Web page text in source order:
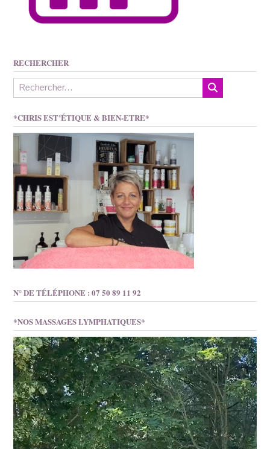
RECHERCHER
*CHRIS EST’ÉTIQUE & BIEN-ETRE*
N° DE TÉLÉPHONE : 07 50 89 11 92
*NOS MASSAGES LYMPHATIQUES*
Lecteur
vidéo